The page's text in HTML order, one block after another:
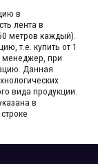
в
лента в
метров каждый).​
т.е. купить от 1
менеджер, при
Данная
вида продукции.​
в